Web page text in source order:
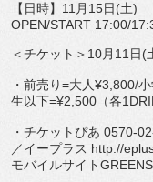
【日時】11月15日(土)
OPEN/START 17:00/
＜チケット＞10月11日(
・前売り=大人¥3,800/
生以下=¥2,500（各
・チケットぴあ 0570-
／イープラス http://
モバイルサイト